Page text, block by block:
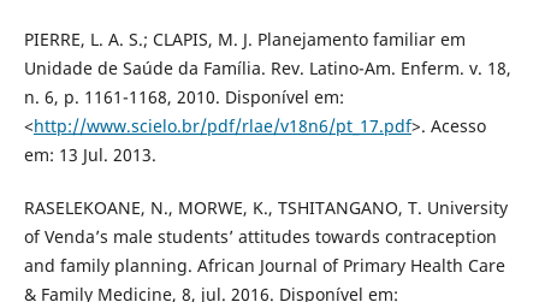
PIERRE, L. A. S.; CLAPIS, M. J. Planejamento familiar em
Unidade de Saúde da Família. Rev. Latino-Am. Enferm. v. 18,
n. 6, p. 1161-1168, 2010. Disponível em:
<http://www.scielo.br/pdf/rlae/v18n6/pt_17.pdf>. Acesso
em: 13 Jul. 2013.
RASELEKOANE, N., MORWE, K., TSHITANGANO, T. University
of Venda’s male students’ attitudes towards contraception
and family planning. African Journal of Primary Health Care
& Family Medicine, 8, jul. 2016. Disponível em: